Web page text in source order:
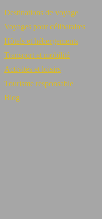
Destinations de voyage
Voyages pour célibataires
Hôtels et hébergements
Transport et mobilité
Activités et loisirs
Tourisme responsable
Blog